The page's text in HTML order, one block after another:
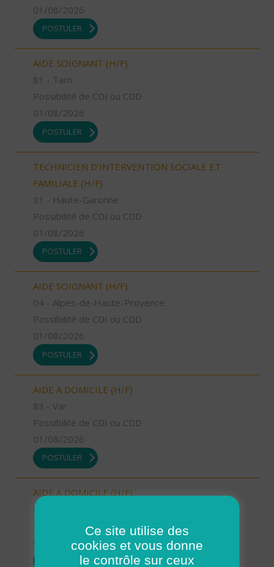
01/08/2026
POSTULER
AIDE SOIGNANT (H/F)
81 - Tarn
Possibilité de CDI ou CDD
01/08/2026
POSTULER
TECHNICIEN D’INTERVENTION SOCIALE ET
FAMILIALE (H/F)
31 - Haute-Garonne
Possibilité de CDI ou CDD
01/08/2026
POSTULER
AIDE SOIGNANT (H/F)
04 - Alpes-de-Haute-Provence
Possibilité de CDI ou CDD
01/08/2026
POSTULER
AIDE A DOMICILE (H/F)
83 - Var
Possibilité de CDI ou CDD
01/08/2026
POSTULER
AIDE A DOMICILE (H/F)
04 - Alpes-de-Haute-Provence
Possibilité de CDI ou CDD
01/08/2026
Ce site utilise des
cookies et vous donne
le contrôle sur ceux